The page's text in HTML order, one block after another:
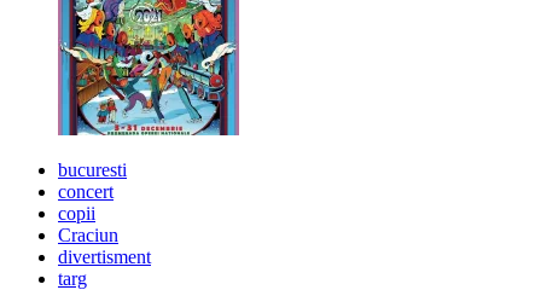
bucuresti
concert
copii
Craciun
divertisment
targ